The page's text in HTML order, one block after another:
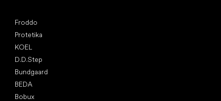
Froddo
Protetika
KOEL
D.D.Step
Bundgaard
BEDA
Bobux